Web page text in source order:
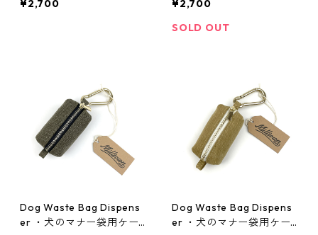
¥2,700
¥2,700
SOLD OUT
Dog Waste Bag Dispens
er ・犬のマナー袋用ケー
Dog Waste Bag Dispens
er ・犬のマナー袋用ケー